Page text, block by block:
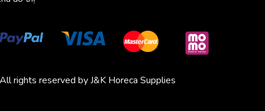
All rights reserved by J&K Horeca Supplies